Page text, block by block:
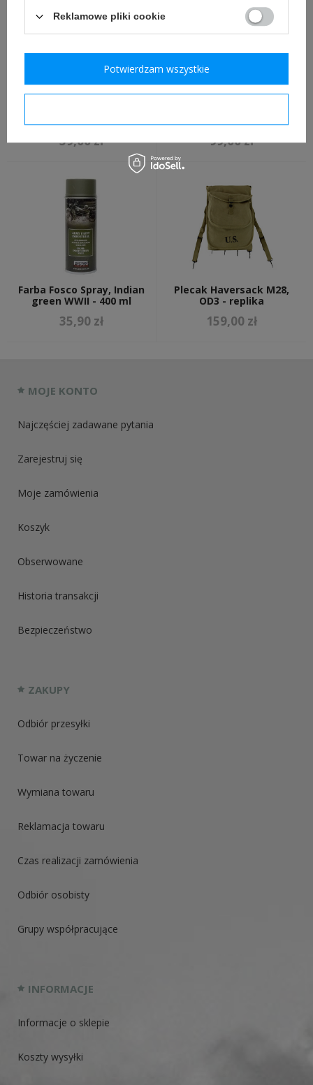
39,00 zł 99,00 zł
Farba Fosco Spray, Indian
green WWII - 400 ml
35,90 zł
Plecak Haversack M28,
OD3 - replika
159,00 zł
MOJE KONTO
Najczęściej zadawane pytania
Zarejestruj się
Moje zamówienia
Koszyk
Obserwowane
Historia transakcji
Bezpieczeństwo
ZAKUPY
Odbiór przesyłki
Towar na życzenie
Wymiana towaru
Reklamacja towaru
Czas realizacji zamówienia
Odbiór osobisty
Grupy współpracujące
INFORMACJE
Informacje o sklepie
Koszty wysyłki
Reklamowe pliki cookie
Potwierdzam wszystkie